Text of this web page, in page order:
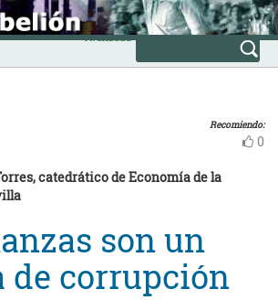
Avanzada
Recomiendo:
0
catedrático de Economía de la
son un
de corrupción